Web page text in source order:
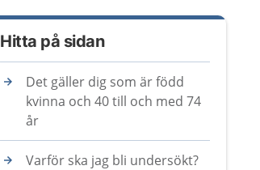
Hitta på sidan
Det gäller dig som är född
kvinna och 40 till och med 74
år
Varför ska jag bli undersökt?